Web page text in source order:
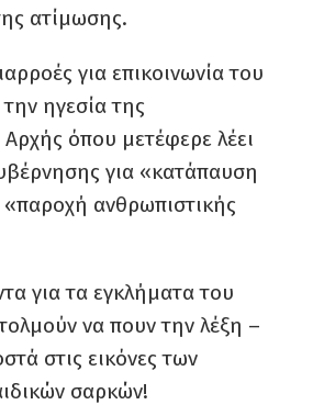
ατίμωσης.
για επικοινωνία του
ηγεσία της
Αρχής όπου μετέφερε λέει
για «κατάπαυση
ανθρωπιστικής
για τα εγκλήματα του
να πουν την λέξη –
στις εικόνες των
σαρκών!